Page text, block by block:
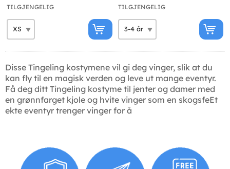
TILGJENGELIG TILGJENGELIG
Disse Tingeling kostymene vil gi deg vinger, slik at du
kan fly til en magisk verden og leve ut mange eventyr.
Få deg ditt Tingeling kostyme til jenter og damer med
en grønnfarget kjole og hvite vinger som en skogsfeEt
ekte eventyr trenger vinger for å